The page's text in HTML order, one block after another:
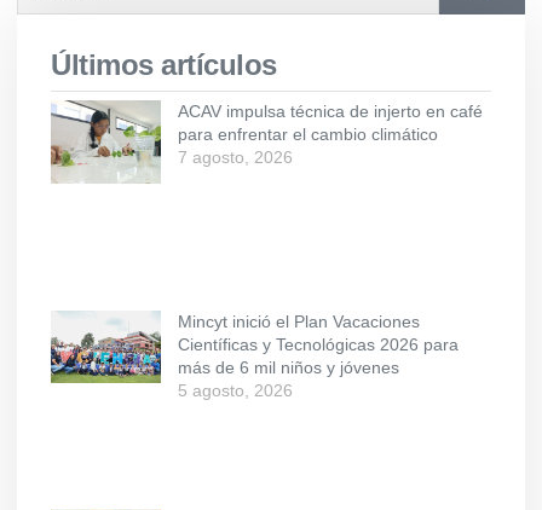
Últimos artículos
ACAV impulsa técnica de injerto en café
para enfrentar el cambio climático
7 agosto, 2026
Mincyt inició el Plan Vacaciones
Científicas y Tecnológicas 2026 para
más de 6 mil niños y jóvenes
5 agosto, 2026